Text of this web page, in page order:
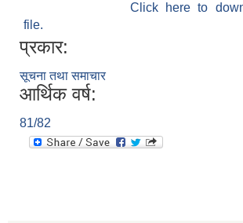
Click here to
file.
प्रकार:
सूचना तथा समाचार
आर्थिक वर्ष:
81/82